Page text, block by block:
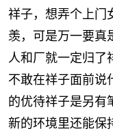
祥子，想弄个上门
羡，可是万一要真
人和厂就一定归了
不敢在祥子面前说
的优待祥子是另有
新的环境里还能保